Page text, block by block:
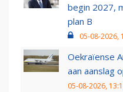
begin 2027,
plan B
05-08-2026,
Oekraïense
aan aanslag
05-08-2026,